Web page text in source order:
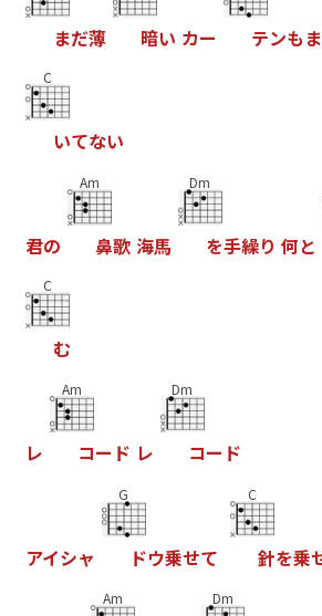
まだ薄 暗い カー テンもま
C
いてない
君の
Am
鼻歌 海馬
Dm
を手繰り 何と
C
む
レ
Am
コー ド レ
Dm
コー ド
アイシャ
G
ドウ乗せて
C
針を乗
Am Dm